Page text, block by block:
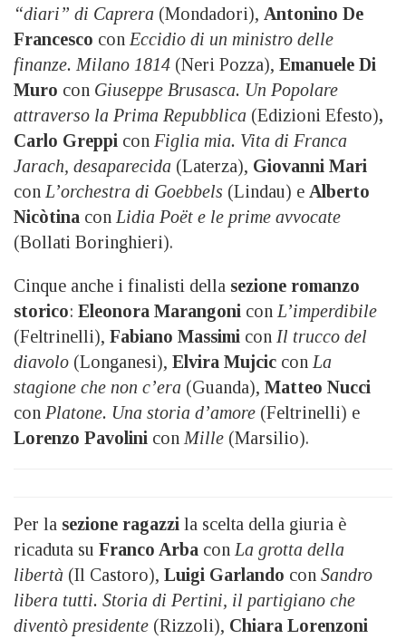
“diari” di Caprera (Mondadori), Antonino De
Francesco con Eccidio di un ministro delle
finanze. Milano 1814 (Neri Pozza), Emanuele Di
Muro con Giuseppe Brusasca. Un Popolare
attraverso la Prima Repubblica (Edizioni Efesto),
Carlo Greppi con Figlia mia. Vita di Franca
Jarach, desaparecida (Laterza), Giovanni Mari
con L’orchestra di Goebbels (Lindau) e Alberto
Nicòtina con Lidia Poët e le prime avvocate
(Bollati Boringhieri).
Cinque anche i finalisti della sezione romanzo
storico: Eleonora Marangoni con L’imperdibile
(Feltrinelli), Fabiano Massimi con Il trucco del
diavolo (Longanesi), Elvira Mujcic con La
stagione che non c’era (Guanda), Matteo Nucci
con Platone. Una storia d’amore (Feltrinelli) e
Lorenzo Pavolini con Mille (Marsilio).
Per la sezione ragazzi la scelta della giuria è
ricaduta su Franco Arba con La grotta della
libertà (Il Castoro), Luigi Garlando con Sandro
libera tutti. Storia di Pertini, il partigiano che
diventò presidente (Rizzoli), Chiara Lorenzoni